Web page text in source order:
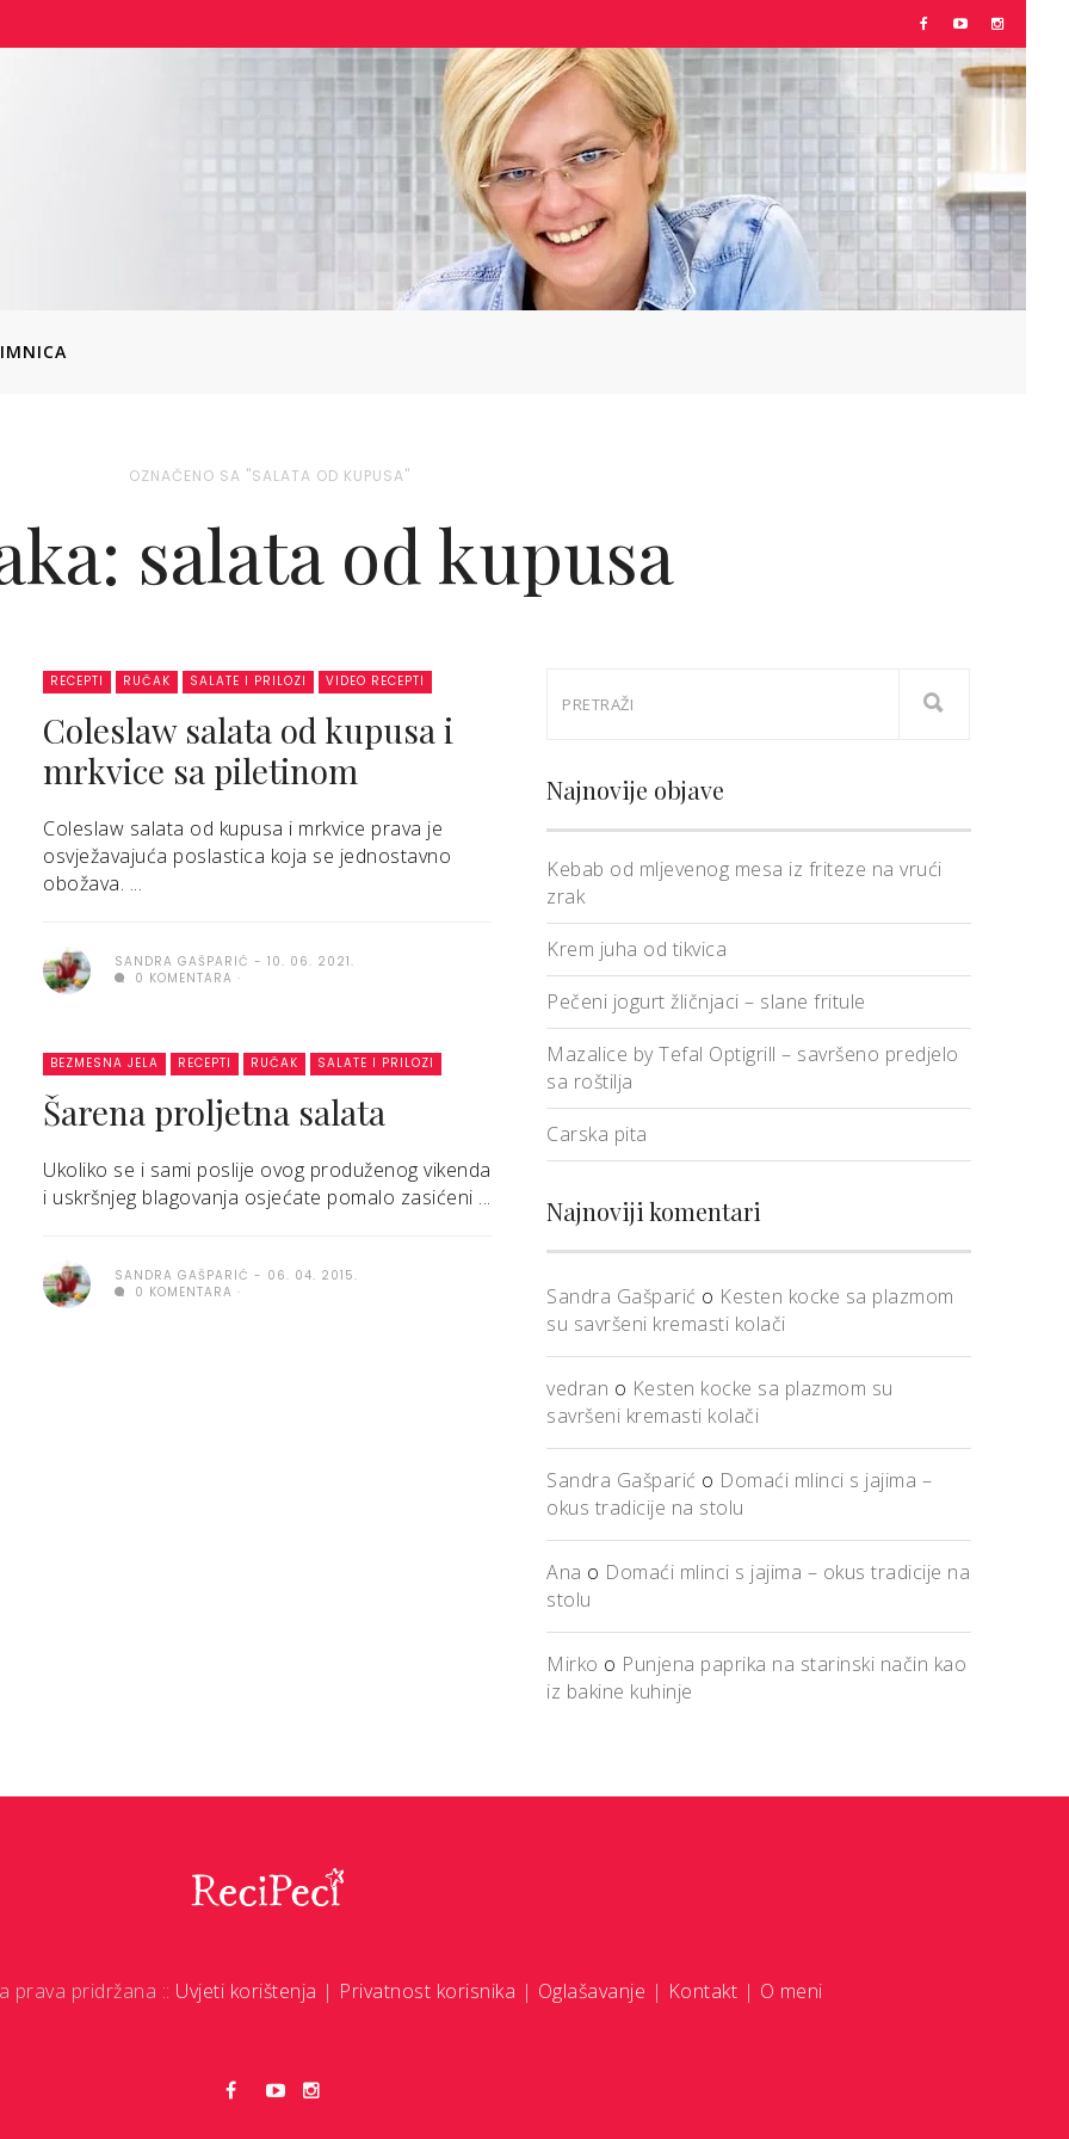
OZNAČENO SA "SALATA OD KUPUSA"
salata od kupusa
RECEPTI RUČAK SALATE I PRILOZI VIDEO RECEPTI
Coleslaw salata od kupusa i
mrkvice sa piletinom
Coleslaw salata od kupusa i mrkvice prava je
osvježavajuća poslastica koja se jednostavno
obožava. ...
SANDRA GAŠPARIĆ
10. 06. 2021.
0 KOMENTARA
BEZMESNA JELA RECEPTI RUČAK SALATE I PRILOZI
Šarena proljetna salata
Ukoliko se i sami poslije ovog produženog vikenda
i uskršnjeg blagovanja osjećate pomalo zasićeni ...
SANDRA GAŠPARIĆ
06. 04. 2015.
0 KOMENTARA
Najnovije objave
Kebab od mljevenog mesa iz friteze na vrući
zrak
Krem juha od tikvica
Pečeni jogurt žličnjaci – slane fritule
Mazalice by Tefal Optigrill – savršeno predjelo
sa roštilja
Carska pita
Najnoviji komentari
Sandra Gašparić o Kesten kocke sa plazmom
su savršeni kremasti kolači
vedran o Kesten kocke sa plazmom su
savršeni kremasti kolači
Sandra Gašparić o Domaći mlinci s jajima –
okus tradicije na stolu
Ana o Domaći mlinci s jajima – okus tradicije na
stolu
Mirko o Punjena paprika na starinski način kao
iz bakine kuhinje
prava pridržana :: Uvjeti korištenja | Privatnost korisnika | Oglašavanje | Kontakt | O meni